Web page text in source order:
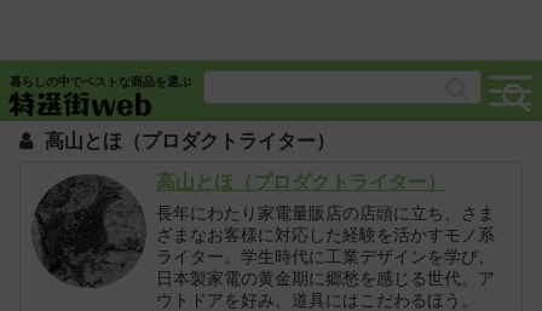
暮らしの中でベストな商品を選ぶ
高山とほ（プロダクトライター）
高山とほ（プロダクトライター）
長年にわたり家電量販店の店頭に立ち、さま
ざまなお客様に対応した経験を活かすモノ系
ライター。学生時代に工業デザインを学び、
日本製家電の黄金期に郷愁を感じる世代。ア
ウトドアを好み、道具にはこだわるほう。